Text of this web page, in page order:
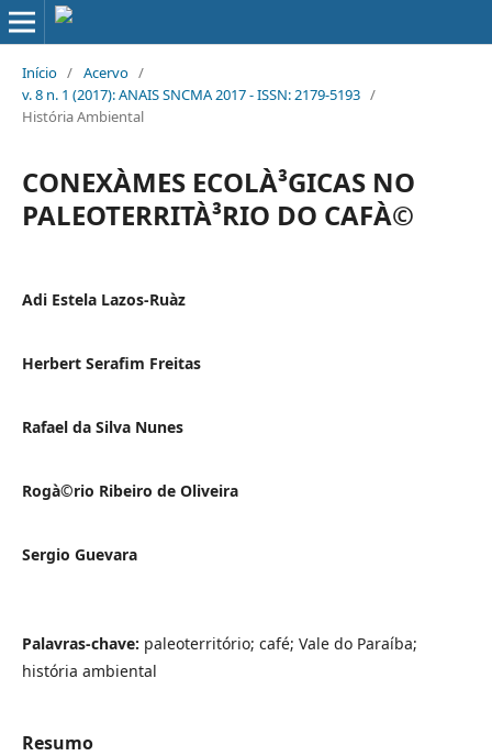
Início / Acervo /
v. 8 n. 1 (2017): ANAIS SNCMA 2017 - ISSN: 2179-5193 /
História Ambiental
CONEXÀΜES ECOLÀ³GICAS NO
PALEOTERRITÀ³RIO DO CAFÀ©
Adi Estela Lazos-Ruà­z
Herbert Serafim Freitas
Rafael da Silva Nunes
Rogà©rio Ribeiro de Oliveira
Sergio Guevara
Palavras-chave: paleoterritório; café; Vale do Paraíba;
história ambiental
Resumo